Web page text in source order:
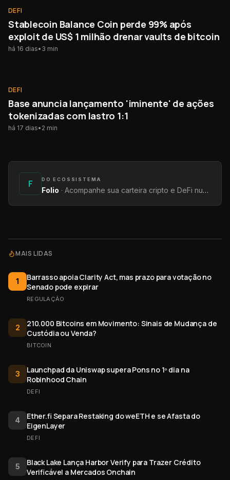
DEFI
DEFI
Stablecoin Balance Coin perde 99% após
exploit de US$ 1 milhão drenar vaults de bitcoin
há 16 dias• 3 min
DEFI
DEFI
Base anuncia lançamento 'iminente' de ações
tokenizadas com lastro 1:1
há 17 dias• 2 min
F DO ECOSSISTEMA
Folio · Acompanhe sua carteira cripto e DeFi num só lugar — saldos, rendimentos e protocolos.
MAIS LIDAS
1
Barrasso apoia Clarity Act, mas prazo para votação no
Senado pode expirar
REGULAÇÃO
2
210.000 Bitcoins em Movimento: Sinais de Mudança de
Custódia ou Venda?
BITCOIN
3
Launchpad da Uniswap supera Pons no 1º dia na
Robinhood Chain
DEFI
4
Ether.fi Separa Restaking do weETH e se Afasta do
EigenLayer
DEFI
5
Black Lake Lança Harbor Verify para Trazer Crédito
Verificável a Mercados Onchain